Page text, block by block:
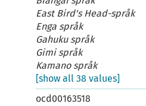
East Bird's Head-språk
Enga språk
Gahuku språk
Gimi språk
Kamano språk
[show all 38 values]
ocd00163518